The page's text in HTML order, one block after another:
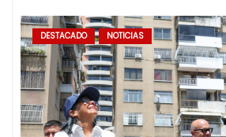
DESTACADO NOTICIAS